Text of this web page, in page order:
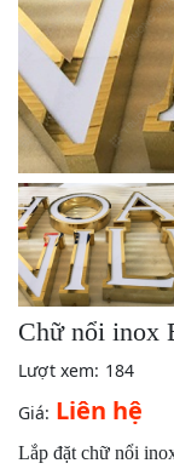
Chữ nổi inox
Lượt xem: 184
Giá: Liên hệ
Lắp đặt chữ nổi